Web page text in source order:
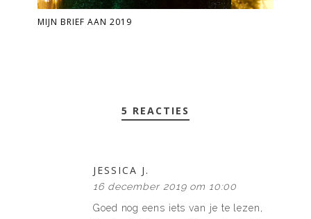
MIJN BRIEF AAN 2019
5 REACTIES
JESSICA J.
16 december 2019 om 10:00
Goed nog eens iets van je te lezen,